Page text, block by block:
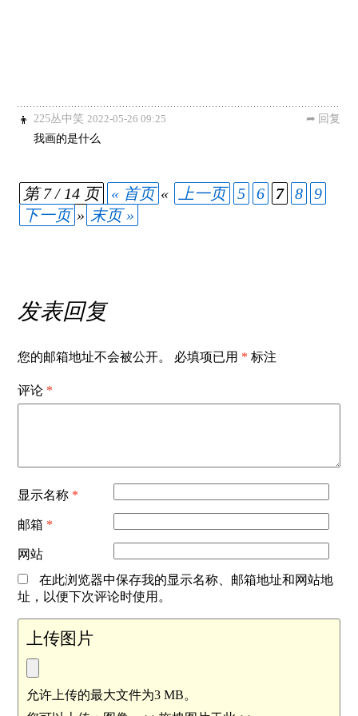
225丛中笑 2022-05-26 09:25
我画的是什么
回复
第 7 / 14 页 « 首页 « 上一页 5 6 7 8
9
下一页 » 末页 »
发表回复
您的邮箱地址不会被公开。 必填项已用 * 标注
评论 *
显示名称 *
邮箱 *
网站
在此浏览器中保存我的显示名称、邮箱地址和网站地
址，以便下次评论时使用。
上传图片
允许上传的最大文件为3 MB。